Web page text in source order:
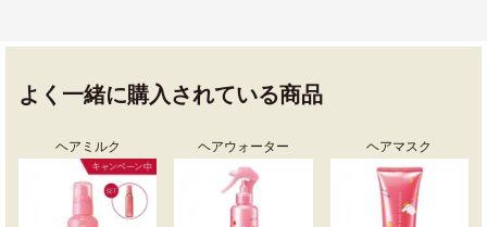
よく一緒に購入されている商品
ヘアミルク ヘアウォーター ヘアマスク